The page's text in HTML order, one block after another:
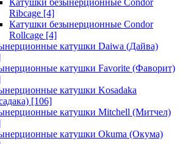
Катушки безынерционные Condor
Ribcage [4]
Катушки безынерционные Condor
Rollcage [4]
катушки Daiwa (Дайва)
катушки Favorite (Фаворит)
катушки Kosadaka
[106]
катушки Mitchell (Митчел)
катушки Okuma (Окума)